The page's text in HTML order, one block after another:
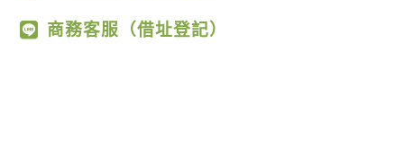
商務客服（借址登記）